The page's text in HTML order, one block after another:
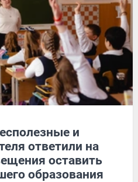
и
ответили на
оставить
образования